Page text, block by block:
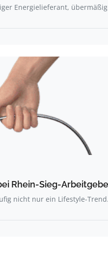
Energielieferant,
Rhein-Sieg-
nicht nur ein Lifestyle-